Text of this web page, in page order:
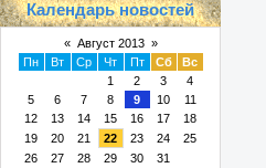
Календарь новостей
« Август 2013 »
Пн
Вт Ср Чт Пт Сб
Вс
1
2 3
4
5
6 7 8 9 10
11
12
13 14 15 16 17
18
19
20 21 22 23 24
25
26
27 28 29 30 31